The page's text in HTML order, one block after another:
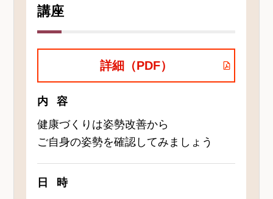
講座
詳細（PDF）
内容
健康づくりは姿勢改善から
ご自身の姿勢を確認してみましょう
日時